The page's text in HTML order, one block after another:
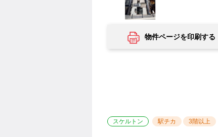
物件ページを印刷する
スケルトン 駅チカ 3階以上